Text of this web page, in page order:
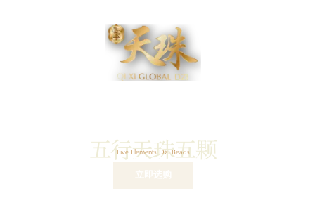
五行天珠五颗
Five Elements Dzi Beads
$ 168